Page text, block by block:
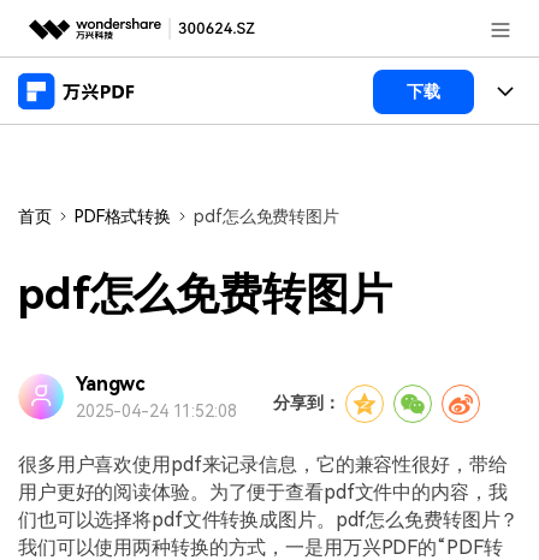
推荐产品
新闻中心
帮助中心
客服热线：4000-300624
下载
桌面端
万兴PDF Mac版
万兴PDF 安卓版
万兴PDF iOS版
PDF开发工具
功能
PDF新功能
PDF编辑器
PDF合并工具
PDF加密
PDF文件压缩
商业合作
企业采购
经销商招募
产品支持
常见问题
产品信息
首页 PDF格式转换 pdf怎么免费转图片
pdf怎么免费转图片
Yangwc
2025-04-24 11:52:08 分享到：
很多用户喜欢使用pdf来记录信息，它的兼容性很好，带给
用户更好的阅读体验。为了便于查看pdf文件中的内容，我
们也可以选择将pdf文件转换成图片。pdf怎么免费转图片？
我们可以使用两种转换的方式，一是用万兴PDF的“PDF转